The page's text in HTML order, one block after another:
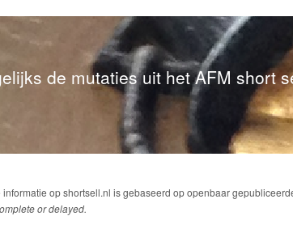
de mutaties uit het AFM short
informatie op shortsell.nl is gebaseerd op openbaar
or delayed.